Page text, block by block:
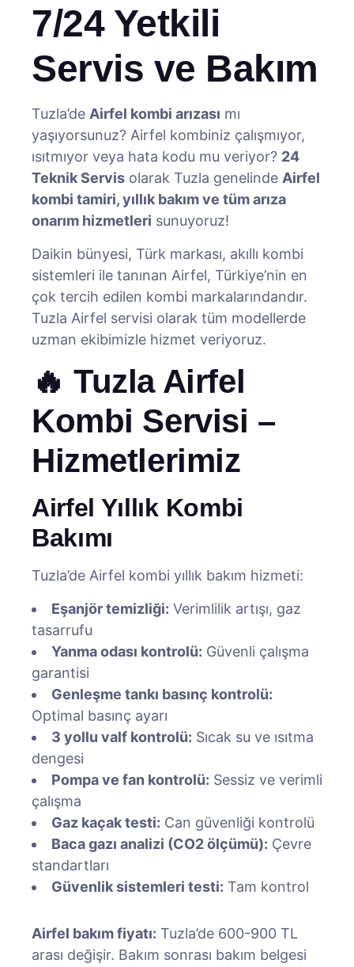
7/24 Yetkili
Servis ve Bakım
Tuzla’de Airfel kombi arızası mı
yaşıyorsunuz? Airfel kombiniz çalışmıyor,
ısıtmıyor veya hata kodu mu veriyor? 24
Teknik Servis olarak Tuzla genelinde Airfel
kombi tamiri, yıllık bakım ve tüm arıza
onarım hizmetleri sunuyoruz!
Daikin bünyesi, Türk markası, akıllı kombi
sistemleri ile tanınan Airfel, Türkiye’nin en
çok tercih edilen kombi markalarındandır.
Tuzla Airfel servisi olarak tüm modellerde
uzman ekibimizle hizmet veriyoruz.
🔥 Tuzla Airfel
Kombi Servisi –
Hizmetlerimiz
Airfel Yıllık Kombi
Bakımı
Tuzla’de Airfel kombi yıllık bakım hizmeti:
Eşanjör temizliği: Verimlilik artışı, gaz
tasarrufu
Yanma odası kontrolü: Güvenli çalışma
garantisi
Genleşme tankı basınç kontrolü:
Optimal basınç ayarı
3 yollu valf kontrolü: Sıcak su ve ısıtma
dengesi
Pompa ve fan kontrolü: Sessiz ve verimli
çalışma
Gaz kaçak testi: Can güvenliği kontrolü
Baca gazı analizi (CO2 ölçümü): Çevre
standartları
Güvenlik sistemleri testi: Tam kontrol
Airfel bakım fiyatı: Tuzla’de 600-900 TL
arası değişir. Bakım sonrası bakım belgesi